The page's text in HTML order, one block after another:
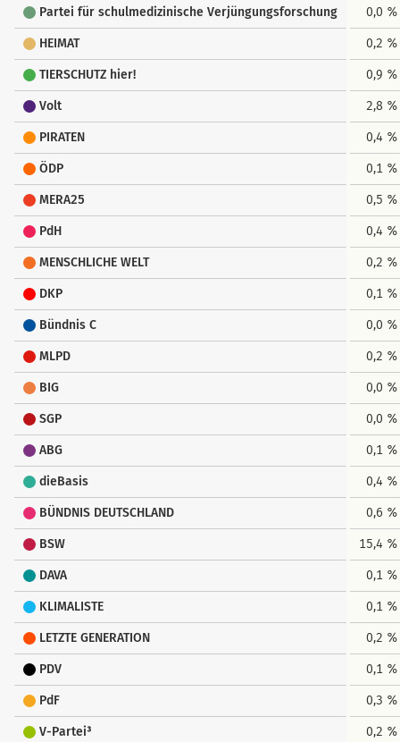
Partei für schulmedizinische Verjüngungsforschung 0,0 %
HEIMAT 0,2 %
TIERSCHUTZ hier! 0,9 %
Volt 2,8 %
PIRATEN 0,4 %
ÖDP 0,1 %
MERA25 0,5 %
PdH 0,4 %
MENSCHLICHE WELT 0,2 %
DKP 0,1 %
Bündnis C 0,0 %
MLPD 0,2 %
BIG 0,0 %
SGP 0,0 %
ABG 0,1 %
dieBasis 0,4 %
BÜNDNIS DEUTSCHLAND 0,6 %
BSW 15,4 %
DAVA 0,1 %
KLIMALISTE 0,1 %
LETZTE GENERATION 0,2 %
PDV 0,1 %
PdF 0,3 %
V-Partei³ 0,2 %